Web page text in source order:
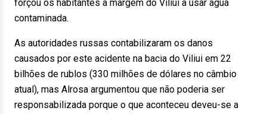
forçou os habitantes à margem do Viliui a usar água
contaminada.
As autoridades russas contabilizaram os danos
causados por este acidente na bacia do Viliui em 22
bilhões de rublos (330 milhões de dólares no câmbio
atual), mas Alrosa argumentou que não poderia ser
responsabilizada porque o que aconteceu deveu-se a